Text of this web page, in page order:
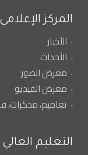
المركز الإعلامي
الأخبار
الأحداث
معرض الصور
معرض الفيديو
تعاميم، مذكرات،
التعليم العالي